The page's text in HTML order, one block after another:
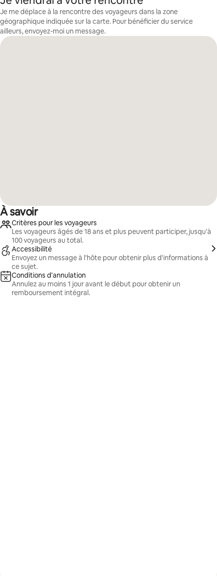
Je me déplace à la rencontre des voyageurs dans la zone
géographique indiquée sur la carte. Pour bénéficier du service
ailleurs, envoyez-moi un message.
À savoir
Critères pour les voyageurs
Les voyageurs âgés de 18 ans et plus peuvent participer, jusqu'à
100 voyageurs au total.
Accessibilité
Envoyez un message à l'hôte pour obtenir plus d'informations à
ce sujet.
Conditions d'annulation
Annulez au moins 1 jour avant le début pour obtenir un
remboursement intégral.